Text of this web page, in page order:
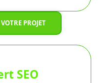
PROJET
SEO